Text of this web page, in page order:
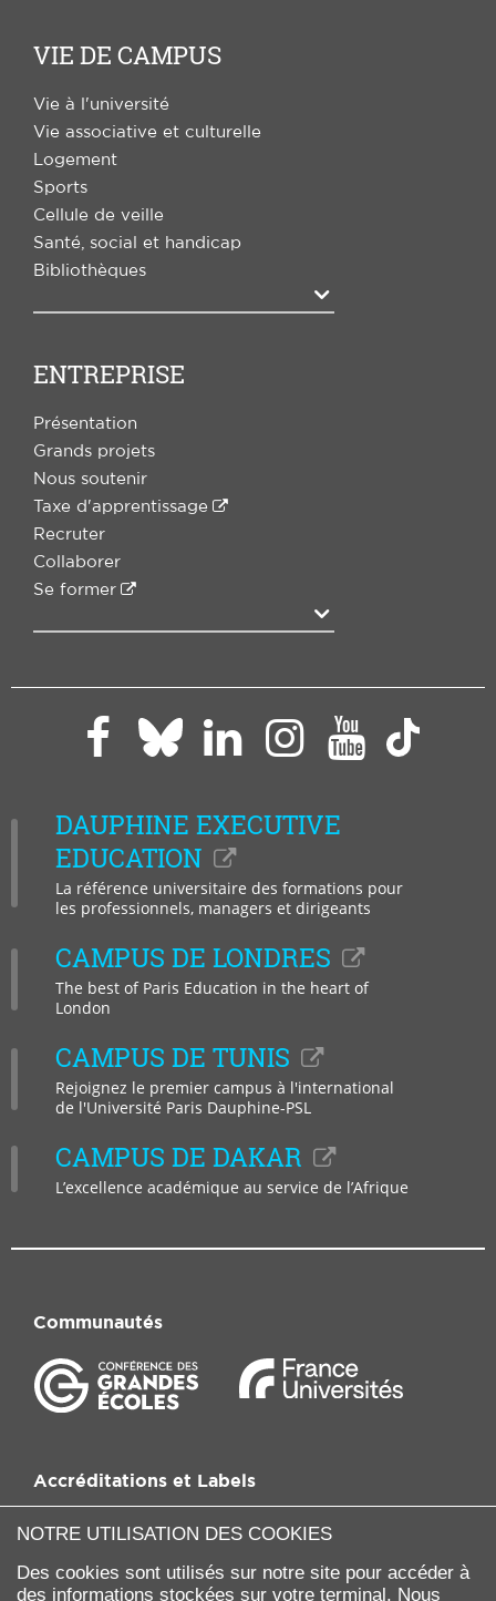
NOTRE UTILISATION DES COOKIES
Des cookies sont utilisés sur notre site pour accéder à
des informations stockées sur votre terminal. Nous
VIE DE CAMPUS
Vie à l'université
Vie associative et culturelle
Logement
Sports
Cellule de veille
Santé, social et handicap
Bibliothèques
Agrandir
ENTREPRISE
Présentation
Grands projets
Nous soutenir
Taxe d'apprentissage
Recruter
Collaborer
Se former
Agrandir
Paris
Dauphine
Facebook
Paris
Dauphine
sur
Bluesky
Paris
Dauphine
LinkedIn
Paris
Dauphine
Instagram
ParisParis
DAUPHINE EXECUTIVE
EDUCATION
La référence universitaire des formations pour
les professionnels, managers et dirigeants
CAMPUS DE LONDRES
The best of Paris Education in the heart of
London
CAMPUS DE TUNIS
Rejoignez le premier campus à l'international
de l'Université Paris Dauphine-PSL
CAMPUS DE DAKAR
L’excellence académique au service de l’Afrique
Communautés
Accréditations et Labels